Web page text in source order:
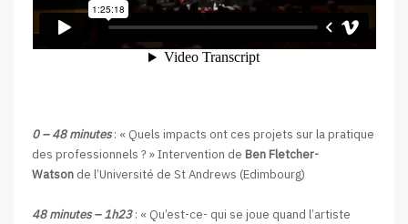
0 – 48 minutes: « Quels impacts ont ces projets sur la pratique
des professionnels ? » Intervention de Ben Fletcher-
Watson de l’Université de St Andrews (Edimbourg)
48 minutes – 1h23: « Qu’est-ce- qui se joue quand l’artiste